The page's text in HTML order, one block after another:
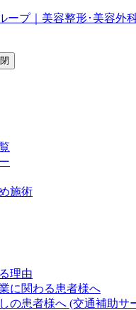
施術
理由
に関わる患者様へ
の患者様へ (交通補助サ